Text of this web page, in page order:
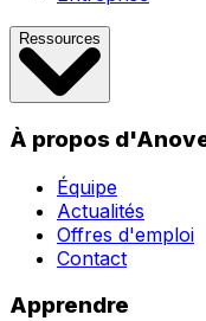
Ressources
À propos
Équipe
Actualités
Offres d'emploi
Contact
Apprendre